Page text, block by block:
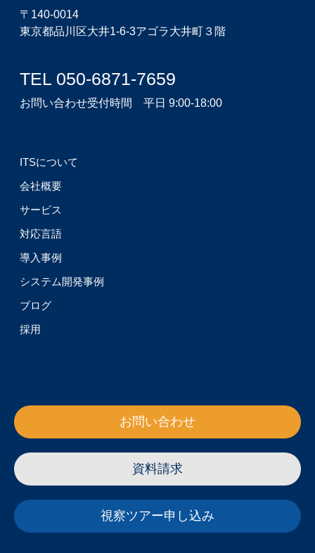
〒140-0014
東京都品川区大井1-6-3アゴラ大井町３階
TEL 050-6871-7659
お問い合わせ受付時間 平日 9:00-18:00
ITSについて
会社概要
サービス
対応言語
導入事例
システム開発事例
ブログ
採用
お問い合わせ
資料請求
視察ツアー申し込み